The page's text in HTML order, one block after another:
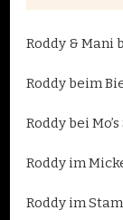
Roddy & Mani
Roddy beim
Roddy bei
Roddy im
Roddy im